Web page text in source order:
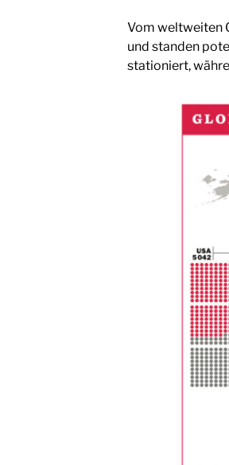
Vom weltweiten
und standen
stationiert,